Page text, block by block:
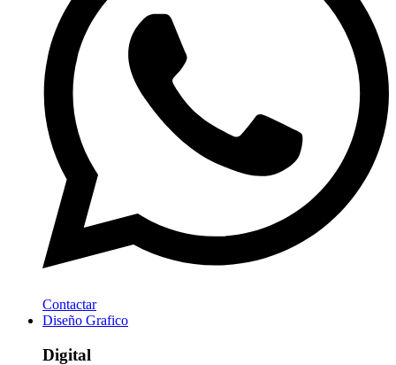
Contactar
Diseño Grafico
Digital